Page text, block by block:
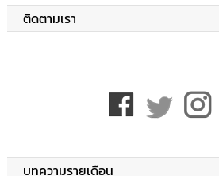
ติดตามเรา
บทความรายเดือน